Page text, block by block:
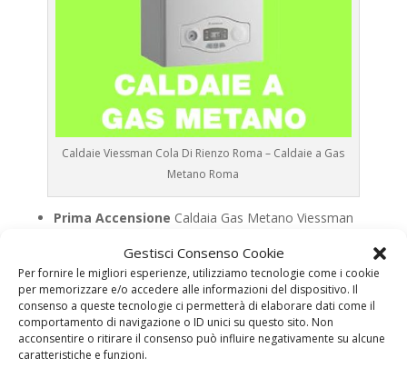
Gestisci Consenso Cookie
Per fornire le migliori esperienze, utilizziamo tecnologie come i cookie
per memorizzare e/o accedere alle informazioni del dispositivo. Il
consenso a queste tecnologie ci permetterà di elaborare dati come il
comportamento di navigazione o ID unici su questo sito. Non
acconsentire o ritirare il consenso può influire negativamente su alcune
caratteristiche e funzioni.
Caldaie Viessman Cola Di Rienzo Roma – Caldaie a Gas
Metano Roma
Prima Accensione Caldaia Gas Metano Viessman
AssistenzaCaldaia Gas Metano Viessman Cola Di
Rienzo Roma
ManutenzioneCaldaia Gas Metano Viessman Cola
Di Rienzo Roma
RiparazioneCaldaia Gas Metano Viessman Cola Di